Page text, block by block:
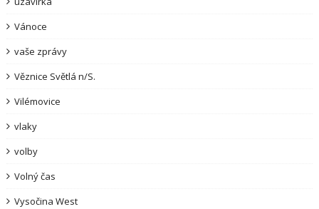
Vánoce
vaše zprávy
Věznice Světlá n/S.
Vilémovice
vlaky
volby
Volný čas
Vysočina West